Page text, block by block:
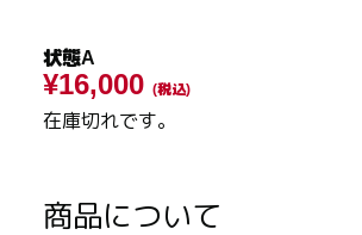
状態A
¥16,000 (税込)
在庫切れです。
商品について